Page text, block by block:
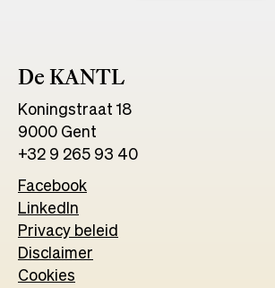
De KANTL
Koningstraat 18
9000 Gent
+32 9 265 93 40
Facebook
a
new
LinkedIn
in
a
Privacy beleid
Disclaimer
Cookies